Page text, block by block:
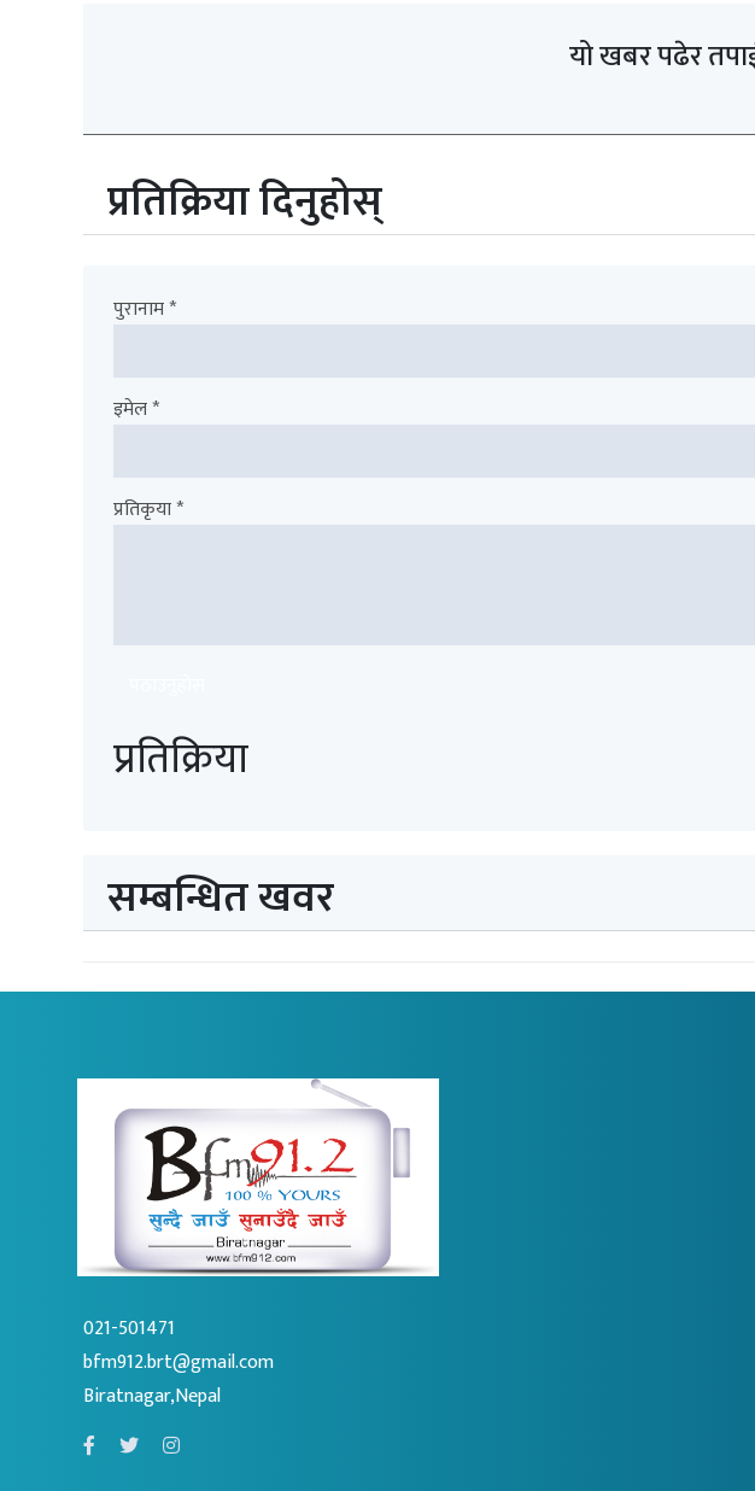
यो खबर पढेर
प्रतिक्रिया दिनुहोस्
पुरानाम *
इमेल *
प्रतिकृया *
प्रतिक्रिया
सम्बन्धित खवर
021-501471
bfm912.brt@gmail.com
Biratnagar,Nepal